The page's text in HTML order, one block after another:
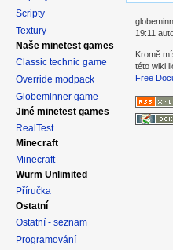
Scripty
Textury
Naše minetest games
Classic technic game
Override modpack
Globeminner game
Jiné minetest games
RealTest
Minecraft
Minecraft
Wurm Unlimited
Příručka
Ostatní
Ostatní - seznam
Programování
19:11
Kromě
této wiki
Free